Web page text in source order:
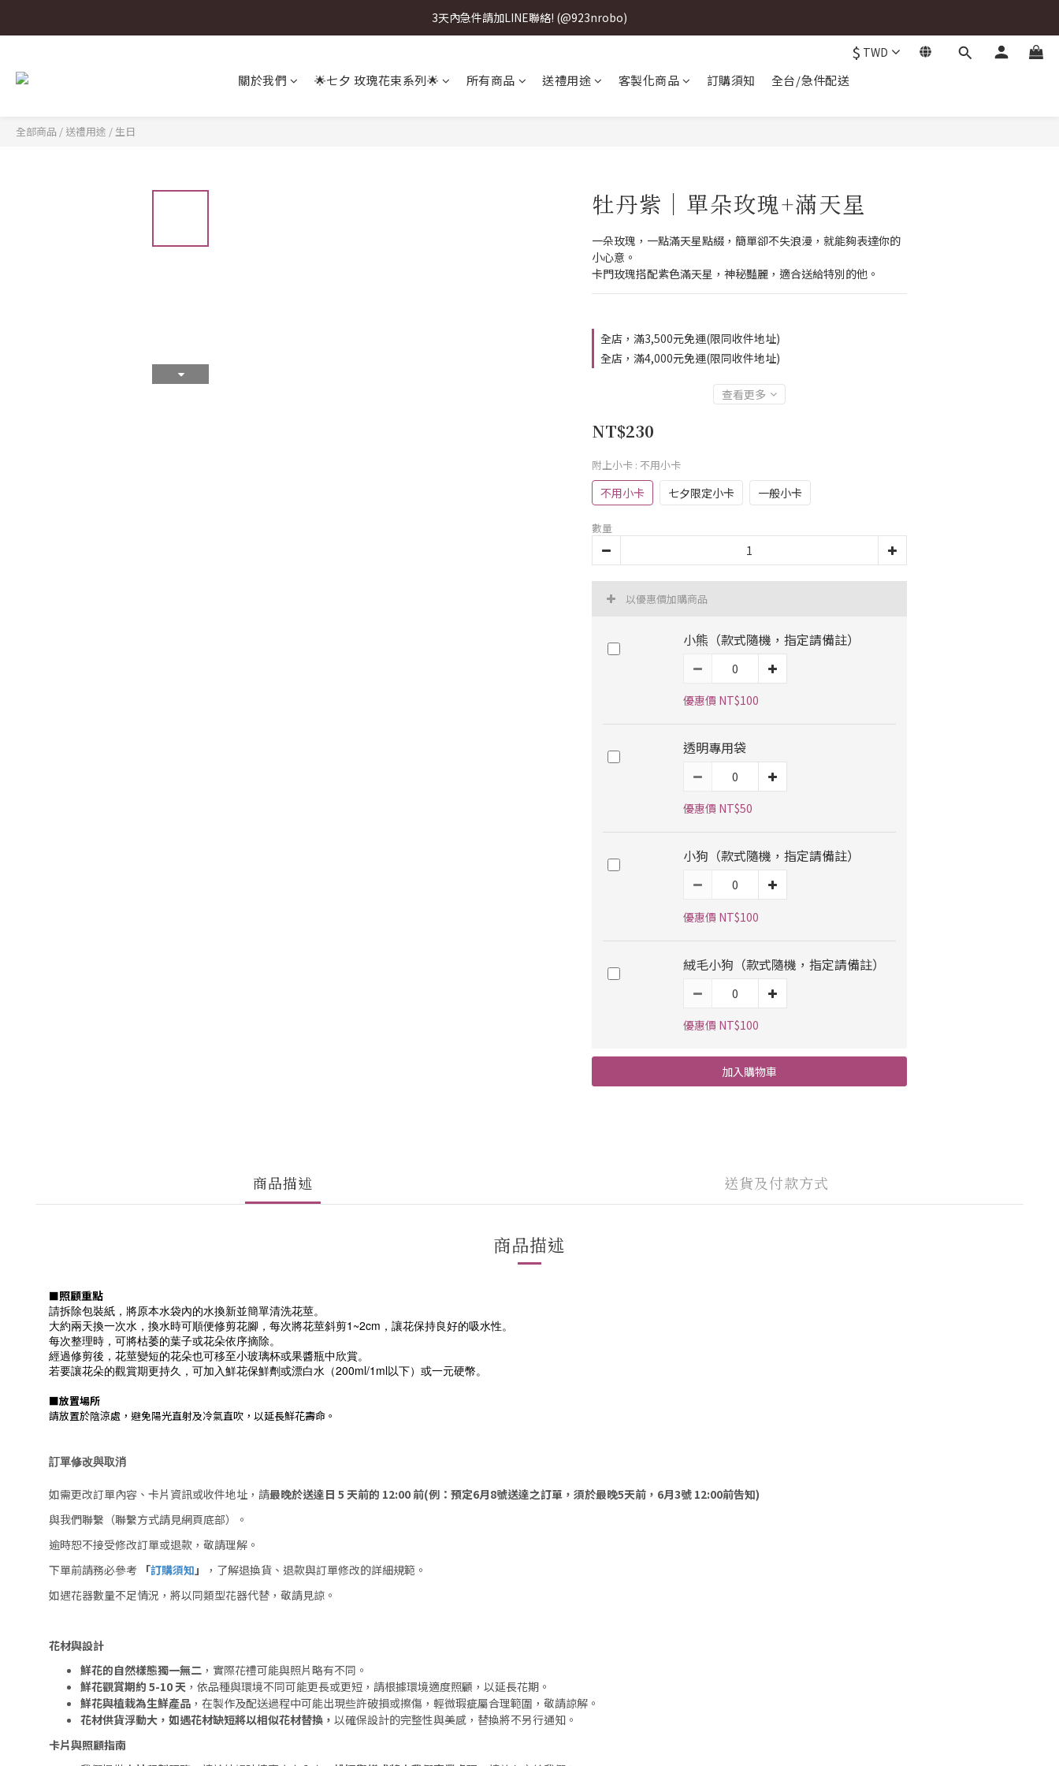
3天內急件請加LINE聯絡! (@923nrobo)
3天內急件請加LINE聯絡! (@923nrobo)
3天內急件請加LINE聯絡! (@923nrobo)
$ TWD
關於我們 🌟七夕 玫瑰花束系列🌟 所有商品 送禮用途 客製化商品 訂購須知 全台/急件配送
全部商品 / 送禮用途 / 生日
牡丹紫｜單朵玫瑰+滿天星
一朵玫瑰，一點滿天星點綴，簡單卻不失浪漫，就能夠表達你的
小心意。
卡門玫瑰搭配紫色滿天星，神秘豔麗，適合送給特別的他。
全店，滿3,500元免運(限同收件地址)
全店，滿4,000元免運(限同收件地址)
查看更多
NT$230
附上小卡 : 不用小卡
不用小卡 七夕限定小卡 一般小卡
數量
以優惠價加購商品
小熊（款式隨機，指定請備註）
優惠價 NT$100
透明專用袋
優惠價 NT$50
小狗（款式隨機，指定請備註）
優惠價 NT$100
絨毛小狗（款式隨機，指定請備註）
優惠價 NT$100
加入購物車
商品描述 送貨及付款方式
商品描述
■照顧重點
請拆除包裝紙，將原本水袋內的水換新並簡單清洗花莖。
大約兩天換一次水，換水時可順便修剪花腳，每次將花莖斜剪1~2cm，讓花保持良好的吸水性。
每次整理時，可將枯萎的葉子或花朵依序摘除。
經過修剪後，花莖變短的花朵也可移至小玻璃杯或果醬瓶中欣賞。
若要讓花朵的觀賞期更持久，可加入鮮花保鮮劑或漂白水（200ml/1ml以下）或一元硬幣。
■放置場所
請放置於陰涼處，避免陽光直射及冷氣直吹，以延長鮮花壽命。
訂單修改與取消
如需更改訂單內容、卡片資訊或收件地址，請最晚於送達日 5 天前的 12:00 前(例：預定6月8號送達之訂單，須於最晚5天前，6月3號 12:00前告知)
與我們聯繫（聯繫方式請見網頁底部）。
逾時恕不接受修改訂單或退款，敬請理解。
下單前請務必參考 「訂購須知 」
，了解退換貨、退款與訂單修改的詳細規範。
如遇花器數量不足情況，將以同類型花器代替，敬請見諒。
花材與設計
鮮花的自然樣態獨一無二 ，實際花禮可能與照片略有不同。
鮮花觀賞期約 5-10 天 ，依品種與環境不同可能更長或更短，請根據環境適度照顧，以延長花期。
鮮花與植栽為生鮮產品 ，在製作及配送過程中可能出現些許破損或擦傷，輕微瑕疵屬合理範圍，敬請諒解。
花材供貨浮動大，如遇花材缺短將以相似花材替換， 以確保設計的完整性與美感，替換將不另行通知。
卡片與照顧指南